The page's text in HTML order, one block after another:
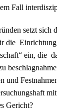
Fall
setzt sich
die
ein, die
und
Gericht?